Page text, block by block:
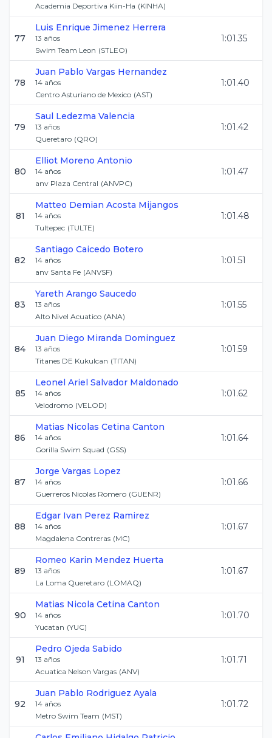
Academia Deportiva Kiin-Ha (KINHA)
77
Luis Enrique Jimenez Herrera
13 años
Swim Team Leon (STLEO)
1:01.35
78
Juan Pablo Vargas Hernandez
14 años
Centro Asturiano de Mexico (AST)
1:01.40
79
Saul Ledezma Valencia
13 años
Queretaro (QRO)
1:01.42
80
Elliot Moreno Antonio
14 años
anv Plaza Central (ANVPC)
1:01.47
81
Matteo Demian Acosta Mijangos
14 años
Tultepec (TULTE)
1:01.48
82
Santiago Caicedo Botero
14 años
anv Santa Fe (ANVSF)
1:01.51
83
Yareth Arango Saucedo
13 años
Alto Nivel Acuatico (ANA)
1:01.55
84
Juan Diego Miranda Dominguez
13 años
Titanes DE Kukulcan (TITAN)
1:01.59
85
Leonel Ariel Salvador Maldonado
14 años
Velodromo (VELOD)
1:01.62
86
Matias Nicolas Cetina Canton
14 años
Gorilla Swim Squad (GSS)
1:01.64
87
Jorge Vargas Lopez
14 años
Guerreros Nicolas Romero (GUENR)
1:01.66
88
Edgar Ivan Perez Ramirez
14 años
Magdalena Contreras (MC)
1:01.67
89
Romeo Karin Mendez Huerta
13 años
La Loma Queretaro (LOMAQ)
1:01.67
90
Matias Nicola Cetina Canton
14 años
Yucatan (YUC)
1:01.70
91
Pedro Ojeda Sabido
13 años
Acuatica Nelson Vargas (ANV)
1:01.71
92
Juan Pablo Rodriguez Ayala
14 años
Metro Swim Team (MST)
1:01.72